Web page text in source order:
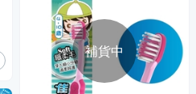
補貨中